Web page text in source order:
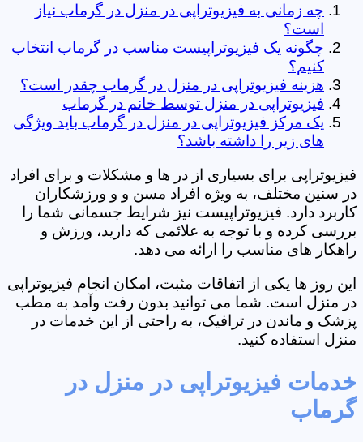
چه زمانی به فیزیوتراپی در منزل در گرماب نیاز
است؟
چگونه یک فیزیوتراپیست مناسب در گرماب انتخاب
کنیم؟
هزینه فیزیوتراپی در منزل در گرماب چقدر است؟
فیزیوتراپی در منزل توسط خانم در گرماب
یک مرکز فیزیوتراپی در منزل در گرماب باید ویژگی
های زیر را داشته باشد؟
فیزیوتراپی برای بسیاری از در ها و مشکلات و برای افراد
در سنین مختلف، به ویژه افراد مسن و و ورزشکاران
کاربرد دارد. فیزیوتراپیست نیز شرایط جسمانی شما را
بررسی کرده و با توجه به علائمی که دارید، ورزش و
راهکار های مناسب را ارائه می دهد.
این روز ها یکی از اتفاقات مثبت، امکان انجام فیزیوتراپی
در منزل است. شما می توانید بدون رفت وآمد به مطب
پزشک و ماندن در ترافیک، به راحتی از این خدمات در
منزل استفاده کنید.
خدمات فیزیوتراپی در منزل در
گرماب